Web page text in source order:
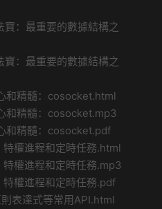
：最重要的數據結構之
：最重要的數據結構之
和精髓：cosocket.html
和精髓：cosocket.mp3
和精髓：cosocket.pdf
權進程和定時任務.html
權進程和定時任務.mp3
權進程和定時任務.pdf
表達式等常用API.html